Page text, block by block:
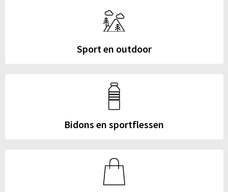
Sport en outdoor
Bidons en sportflessen